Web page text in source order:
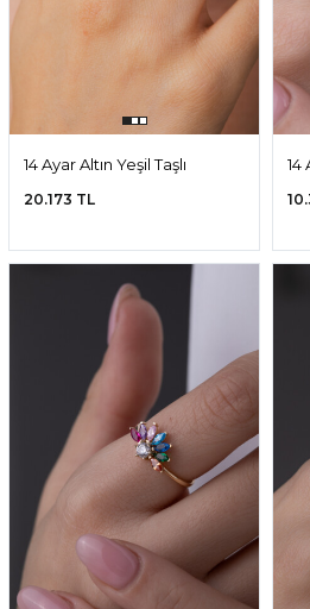
14 Ayar Altın Yeşil Taşlı
20.173 TL
14